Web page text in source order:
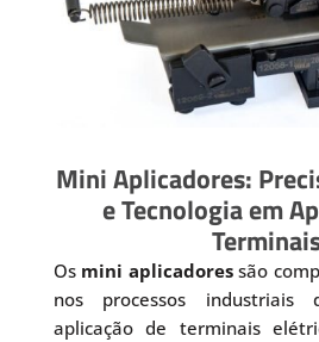
Mini Aplicadores:
e Tecnologia em
Os mini aplicadoressão
nos processos industriais
aplicação de terminais